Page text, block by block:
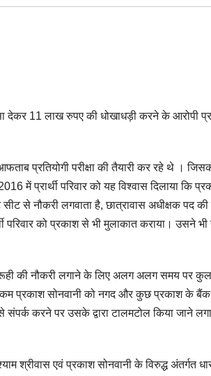
देकर 11 लाख रुपए की धोखाधड़ी करने के आरोपी
प्रतियोगी परीक्षा की तैयारी कर रहे थे ।
में प्रार्थी परिवार को यह विश्वास दिलाया कि
से नौकरी लगवाता है, छात्रावास अधीक्षक पद की
परिवार को प्रकाश से भी मुलाकात कराया। उसने भी
रूही की नौकरी लगाने के लिए अलग अलग समय पर कुल
प्रकाश सोनवानी को नगद और कुछ प्रकाश के
संपर्क करने पर उसके द्वारा टालमटोल किया जाने
श्रीवास एवं प्रकाश सोनवानी के विरुद्ध अंतर्गत